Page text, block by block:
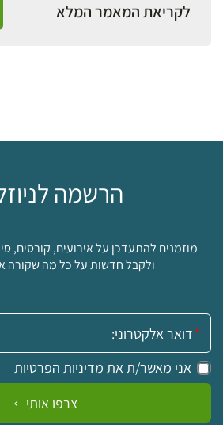
לקריאת המאמר המלא
הרשמה
מוזמנים להתעדכן על אירועים, קורסים,
ולקבל חדשות על כל מה שקורה
אימייל:
אני מאשר/ת את מדיניות הפרטיות
צרפו אותי